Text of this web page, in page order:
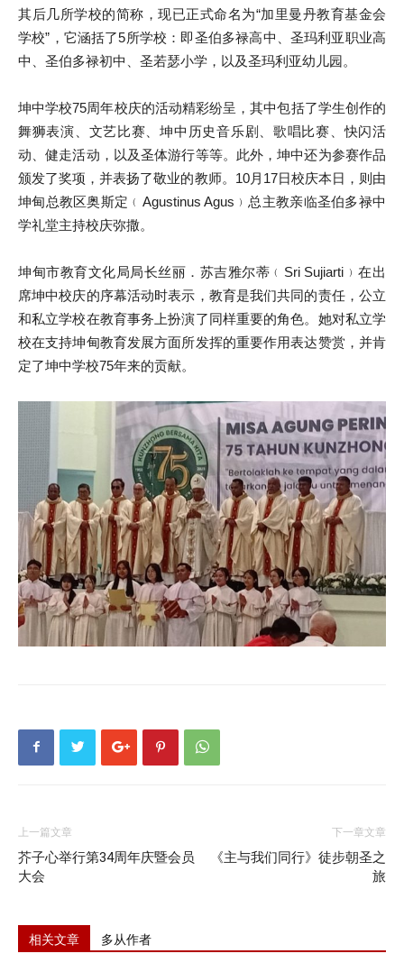
其后几所学校的简称，现已正式命名为“加里曼丹教育基金会
学校”，它涵括了5所学校：即圣伯多禄高中、圣玛利亚职业高
中、圣伯多禄初中、圣若瑟小学，以及圣玛利亚幼儿园。
坤中学校75周年校庆的活动精彩纷呈，其中包括了学生创作的
舞狮表演、文艺比赛、坤中历史音乐剧、歌唱比赛、快闪活
动、健走活动，以及圣体游行等等。此外，坤中还为参赛作品
颁发了奖项，并表扬了敬业的教师。10月17日校庆本日，则由
坤甸总教区奥斯定﹙Agustinus Agus﹚总主教亲临圣伯多禄中
学礼堂主持校庆弥撒。
坤甸市教育文化局局长丝丽．苏吉雅尔蒂﹙Sri Sujiarti﹚在出
席坤中校庆的序幕活动时表示，教育是我们共同的责任，公立
和私立学校在教育事务上扮演了同样重要的角色。她对私立学
校在支持坤甸教育发展方面所发挥的重要作用表达赞赏，并肯
定了坤中学校75年来的贡献。
上一篇文章
芥子心举行第34周年庆暨会员
大会
下一章文章
《主与我们同行》徒步朝圣之
旅
相关文章 多从作者